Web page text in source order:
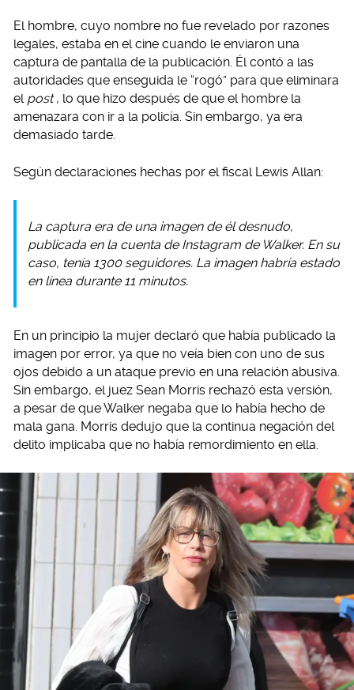
El hombre, cuyo nombre no fue revelado por razones
legales, estaba en el cine cuando le enviaron una
captura de pantalla de la publicación. Él contó a las
autoridades que enseguida le “rogó” para que eliminara
el post , lo que hizo después de que el hombre la
amenazara con ir a la policía. Sin embargo, ya era
demasiado tarde.
Según declaraciones hechas por el fiscal Lewis Allan:
La captura era de una imagen de él desnudo,
publicada en la cuenta de Instagram de Walker. En su
caso, tenía 1300 seguidores. La imagen habría estado
en línea durante 11 minutos.
En un principio la mujer declaró que había publicado la
imagen por error, ya que no veía bien con uno de sus
ojos debido a un ataque previo en una relación abusiva.
Sin embargo, el juez Sean Morris rechazó esta versión,
a pesar de que Walker negaba que lo había hecho de
mala gana. Morris dedujo que la continua negación del
delito implicaba que no había remordimiento en ella.